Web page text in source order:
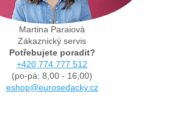
Martina Paraiová
Zákaznický servis
Potřebujete poradit?
+420 774 777 512
(po-pá: 8,00 - 16,00)
eshop@eurosedacky.cz